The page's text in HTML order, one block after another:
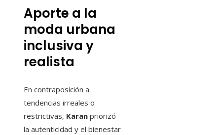
Aporte a la
moda urbana
inclusiva y
realista
En contraposición a
tendencias irreales o
restrictivas, Karan priorizó
la autenticidad y el bienestar